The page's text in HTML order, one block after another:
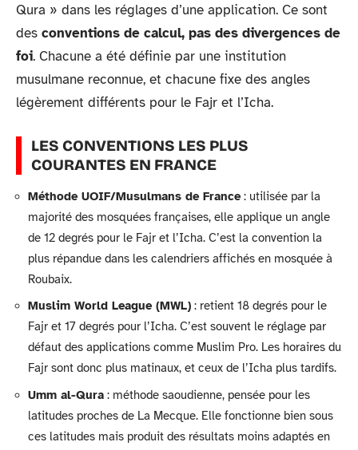
Qura » dans les réglages d’une application. Ce sont
des conventions de calcul, pas des divergences de
foi. Chacune a été définie par une institution
musulmane reconnue, et chacune fixe des angles
légèrement différents pour le Fajr et l’Icha.
LES CONVENTIONS LES PLUS
COURANTES EN FRANCE
Méthode UOIF/Musulmans de France: utilisée par la
majorité des mosquées françaises, elle applique un angle
de 12 degrés pour le Fajr et l’Icha. C’est la convention la
plus répandue dans les calendriers affichés en mosquée à
Roubaix.
Muslim World League (MWL) : retient 18 degrés pour le
Fajr et 17 degrés pour l’Icha. C’est souvent le réglage par
défaut des applications comme Muslim Pro. Les horaires du
Fajr sont donc plus matinaux, et ceux de l’Icha plus tardifs.
Umm al-Qura : méthode saoudienne, pensée pour les
latitudes proches de La Mecque. Elle fonctionne bien sous
ces latitudes mais produit des résultats moins adaptés en